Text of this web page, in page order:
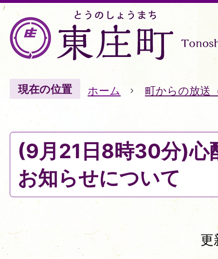
現在の位置 ホーム 町からの放送
(9月21日8時30分)心
お知らせについて
更